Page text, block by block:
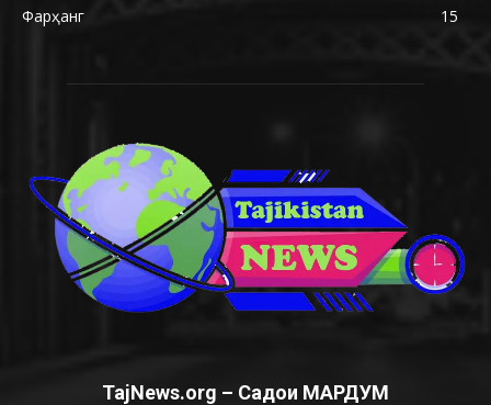
Фарҳанг
15
TajNews.org – Садои МАРДУМ